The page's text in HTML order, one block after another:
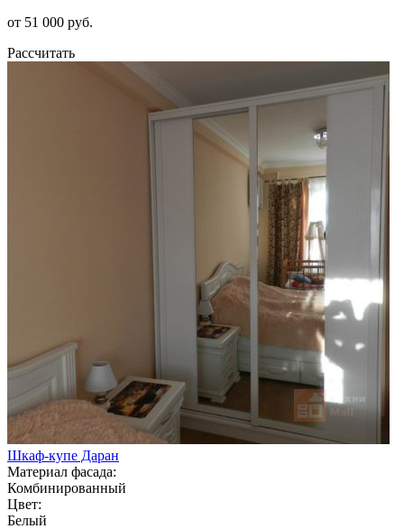
от 51 000 руб.
Рассчитать
Шкаф-купе Даран
Материал фасада:
Комбинированный
Цвет:
Белый